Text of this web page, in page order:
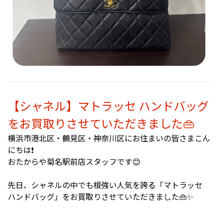
【シャネル】マトラッセ ハンドバッグ
をお買取りさせていただきました👜
横浜市港北区・鶴見区・神奈川区にお住まいの皆さまこん
にちは❗️
おたからや菊名駅前店スタッフです😊
先日、シャネルの中でも根強い人気を誇る「マトラッセ
ハンドバッグ」をお買取りさせていただきました👜✨